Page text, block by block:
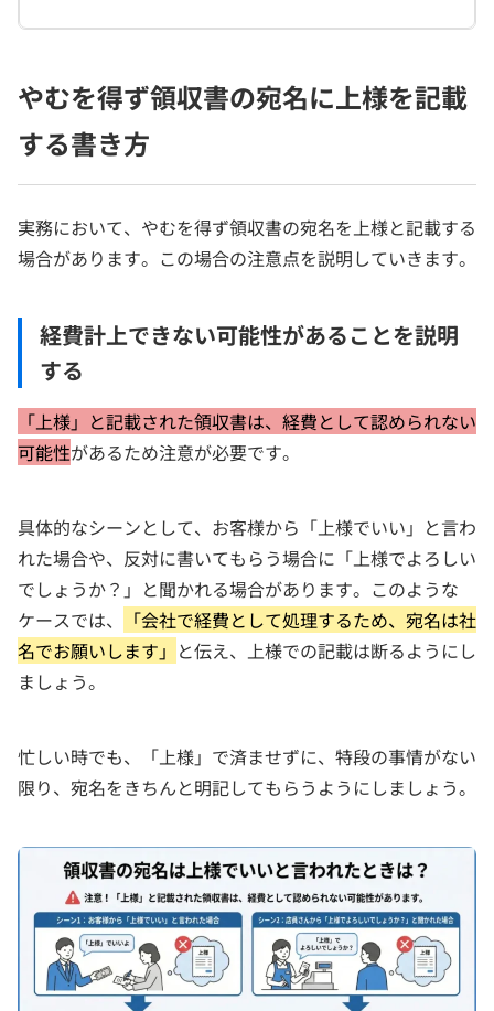
やむを得ず領収書の宛名に上様を記載
する書き方
実務において、やむを得ず領収書の宛名を上様と記載する
場合があります。この場合の注意点を説明していきます。
経費計上できない可能性があることを説明
する
「上様」と記載された領収書は、経費として認められない
可能性があるため注意が必要です。
具体的なシーンとして、お客様から「上様でいい」と言わ
れた場合や、反対に書いてもらう場合に「上様でよろしい
でしょうか？」と聞かれる場合があります。このような
ケースでは、
「会社で経費として処理するため、宛名は社
名でお願いします」 と伝え、上様での記載は断るようにし
ましょう。
忙しい時でも、「上様」で済ませずに、特段の事情がない
限り、宛名をきちんと明記してもらうようにしましょう。